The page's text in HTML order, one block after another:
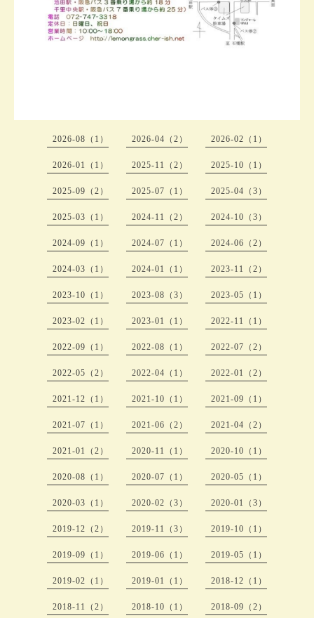
2026-08（1） 2026-04（2） 2026-02（1）
2026-01（1） 2025-11（2） 2025-10（1）
2025-09（2） 2025-07（1） 2025-04（3）
2025-03（1） 2024-11（2） 2024-10（3）
2024-09（1） 2024-07（1） 2024-06（2）
2024-03（1） 2024-01（1） 2023-11（2）
2023-10（1） 2023-08（3） 2023-05（1）
2023-02（1） 2023-01（1） 2022-11（1）
2022-09（1） 2022-08（1） 2022-07（2）
2022-05（2） 2022-04（1） 2022-01（2）
2021-12（1） 2021-10（1） 2021-09（1）
2021-07（1） 2021-06（2） 2021-04（2）
2021-01（2） 2020-11（1） 2020-10（1）
2020-08（1） 2020-07（1） 2020-05（1）
2020-03（1） 2020-02（3） 2020-01（3）
2019-12（2） 2019-11（3） 2019-10（1）
2019-09（1） 2019-06（1） 2019-05（1）
2019-02（1） 2019-01（1） 2018-12（1）
2018-11（2） 2018-10（1） 2018-09（2）